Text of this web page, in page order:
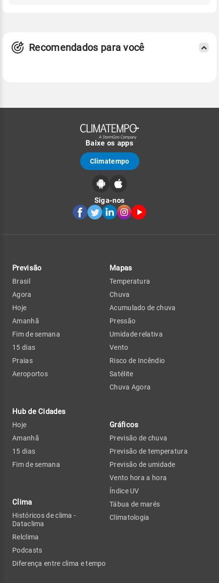
Recomendados para você
Baixe os apps
Climatempo
Siga-nos
Previsão
Brasil
Agora
Hoje
Amanhã
Fim de semana
15 dias
Praias
Aeroportos
Hub de Cidades
Hoje
Amanhã
15 dias
Fim de semana
Clima
Históricos de clima -
Dataclima
Relclima
Podcasts
Diferença entre clima e tempo
Mapas
Temperatura
Chuva
Acumulado de chuva
Pressão
Umidade relativa
Vento
Risco de Incêndio
Satélite
Chuva Agora
Gráficos
Previsão de chuva
Previsão de temperatura
Previsão de umidade
Vento hora a hora
Índice UV
Tábua de marés
Climatologia